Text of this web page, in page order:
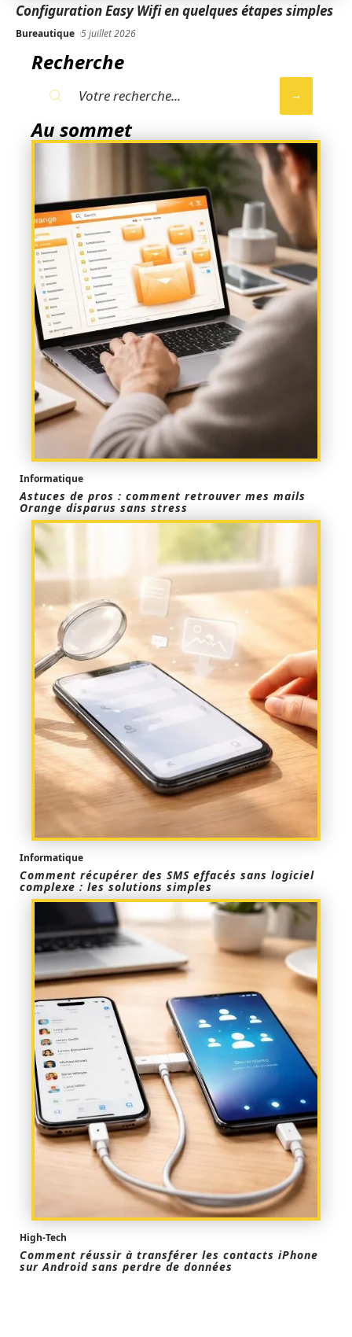
Configuration Easy Wifi en quelques étapes simples
Bureautique 5 juillet 2026
Recherche
Au sommet
Informatique
Astuces de pros : comment retrouver mes mails
Orange disparus sans stress
Informatique
Comment récupérer des SMS effacés sans logiciel
complexe : les solutions simples
High-Tech
Comment réussir à transférer les contacts iPhone
sur Android sans perdre de données